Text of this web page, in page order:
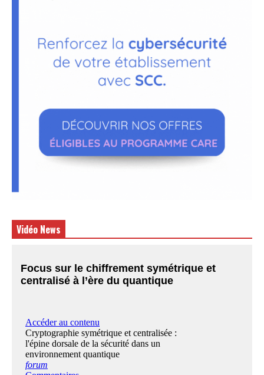
Vidéo News
Focus sur le chiffrement symétrique et
centralisé à l’ère du quantique